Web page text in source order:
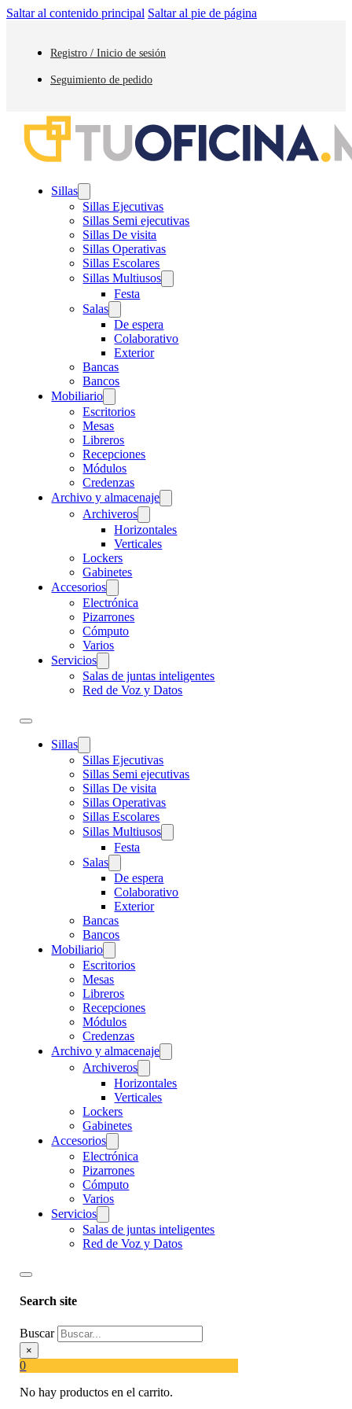
Saltar al contenido principal Saltar al pie de página
Registro / Inicio de sesión
Seguimiento de pedido
Sillas
Sillas Ejecutivas
Sillas Semi ejecutivas
Sillas De visita
Sillas Operativas
Sillas Escolares
Sillas Multiusos
Festa
Salas
De espera
Colaborativo
Exterior
Bancas
Bancos
Mobiliario
Escritorios
Mesas
Libreros
Recepciones
Módulos
Credenzas
Archivo y almacenaje
Archiveros
Horizontales
Verticales
Lockers
Gabinetes
Accesorios
Electrónica
Pizarrones
Cómputo
Varios
Servicios
Salas de juntas inteligentes
Red de Voz y Datos
Sillas
Sillas Ejecutivas
Sillas Semi ejecutivas
Sillas De visita
Sillas Operativas
Sillas Escolares
Sillas Multiusos
Festa
Salas
De espera
Colaborativo
Exterior
Bancas
Bancos
Mobiliario
Escritorios
Mesas
Libreros
Recepciones
Módulos
Credenzas
Archivo y almacenaje
Archiveros
Horizontales
Verticales
Lockers
Gabinetes
Accesorios
Electrónica
Pizarrones
Cómputo
Varios
Servicios
Salas de juntas inteligentes
Red de Voz y Datos
Search site
Buscar
×
0
No hay productos en el carrito.